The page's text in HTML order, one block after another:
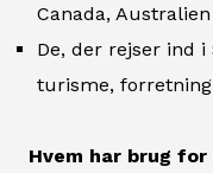
Canada,
De, der rejser ind
turisme,
Hvem har brug for